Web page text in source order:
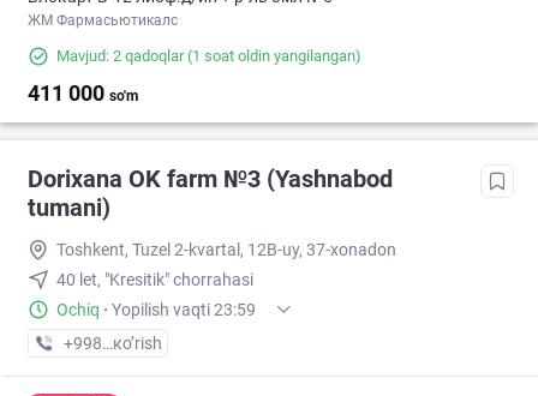
ЖМ Фармасьютикалс
Mavjud: 2 qadoqlar(1 soat oldin yangilangan)
411 000 so'm
Dorixana OK farm №3 (Yashnabod
tumani)
Toshkent, Tuzel 2-kvartal, 12B-uy, 37-xonadon
40 let, "Kresitik" chorrahasi
Ochiq · Yopilish vaqti 23:59
+998 (90) XXX-XX-XX
кo’rish